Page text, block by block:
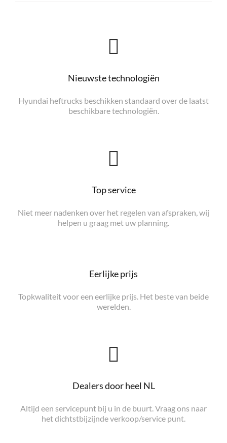
Nieuwste technologiën
Hyundai heftrucks beschikken standaard over de laatst
beschikbare technologiën.
Top service
Niet meer nadenken over het regelen van afspraken, wij
helpen u graag met uw planning.
Eerlijke prijs
Topkwaliteit voor een eerlijke prijs. Het beste van beide
werelden.
Dealers door heel NL
Altijd een servicepunt bij u in de buurt. Vraag ons naar
het dichtstbijzijnde verkoop/service punt.